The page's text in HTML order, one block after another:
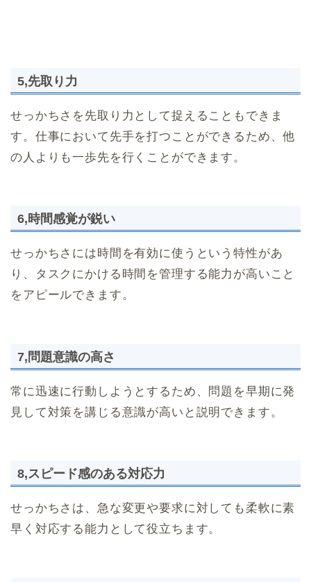
5,先取り力
せっかちさを先取り力として捉えることもできま
す。仕事において先手を打つことができるため、他
の人よりも一歩先を行くことができます。
6,時間感覚が鋭い
せっかちさには時間を有効に使うという特性があ
り、タスクにかける時間を管理する能力が高いこと
をアピールできます。
7,問題意識の高さ
常に迅速に行動しようとするため、問題を早期に発
見して対策を講じる意識が高いと説明できます。
8,スピード感のある対応力
せっかちさは、急な変更や要求に対しても柔軟に素
早く対応する能力として役立ちます。